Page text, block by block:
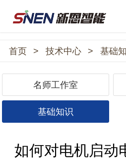
首页 > 技术中心 > 基础
名师工作室
基础知识
如何对电机启动